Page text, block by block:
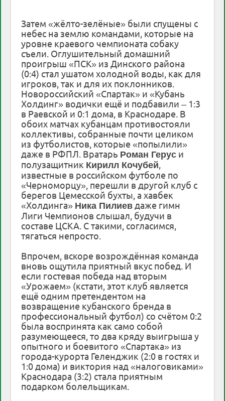
Затем «жёлто-зелёные» были спущены с
небес на землю командами, которые на
уровне краевого чемпионата собаку
съели. Оглушительный домашний
проигрыш «ПСК» из Динского района
(0:4) стал ушатом холодной воды, как для
игроков, так и для их поклонников.
Новороссийский «Спартак» и «Кубань
Холдинг» водички ещё и подбавили – 1:3
в Раевской и 0:1 дома, в Краснодаре. В
обоих матчах кубанцам противостояли
коллективы, собранные почти целиком
из футболистов, которые «попылили»
даже в РФПЛ. Вратарь Роман Герус и
полузащитник Кирилл Кочубей,
известные в российском футболе по
«Черноморцу», перешли в другой клуб с
берегов Цемесской бухты, а хавбек
«Холдинга» Ника Пилиев даже гимн
Лиги Чемпионов слышал, будучи в
составе ЦСКА. С такими, согласимся,
тягаться непросто.
Впрочем, вскоре возрождённая команда
вновь ощутила приятный вкус побед. И
если гостевая победа над вторым
«Урожаем» (кстати, этот клуб является
ещё одним претендентом на
возвращение кубанского бренда в
профессиональный футбол) со счётом 0:2
была воспринята как само собой
разумеющееся, то два кряду выигрыша у
опытного и боевитого «Спартака» из
города-курорта Геленджик (2:0 в гостях и
1:0 дома) и виктория над «налоговиками»
Краснодара (3:2) стала приятным
подарком болельщикам.